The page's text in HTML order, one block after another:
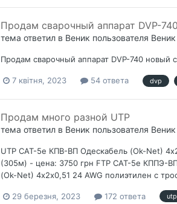
Продам сварочный аппарат DVP-740
тема ответил в Веник пользователя Веник
Продам сварочный аппарат DVP-740
7 квітня, 2023 54 ответа dvp
Продам много разной UTP
тема ответил в Веник пользователя Веник
UTP CAT-5е КПВ-ВП Одескабель (Ok-Net)
(305м) - цена: 3750 грн FTP CAT-5е КППЭ-
(Ok-Net) 4х2х0,51 24 AWG полиэтилен с
29 березня, 2023 172 ответа